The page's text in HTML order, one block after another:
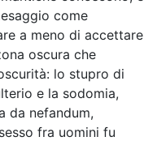
come
a meno di accettare
oscura che
lo stupro di
e la sodomia,
da nefandum,
fra uomini fu